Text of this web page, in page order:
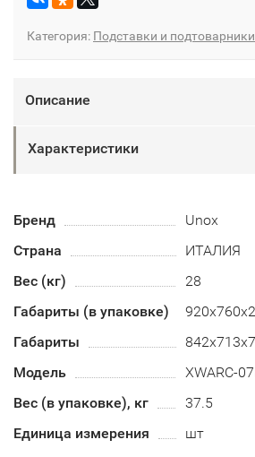
Категория: Подставки и подтоварники
Описание
Характеристики
Бренд
Unox
Страна
ИТАЛИЯ
Вес (кг)
28
Габариты (в упаковке)
Габариты
Модель
XWARC-
Вес (в упаковке), кг
37.5
Единица измерения
шт